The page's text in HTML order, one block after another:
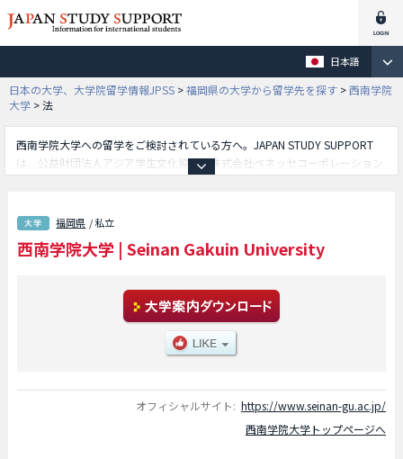
日本語
日本の大学、大学院留学情報JPSS >福岡県の大学から留学先を探す >西南学院
大学 >法
西南学院大学への留学をご検討されている方へ。JAPAN STUDY SUPPORT
は、公益財団法人アジア学生文化協会と株式会社ベネッセコーポレーション
神学部等、学部別の詳細情報も掲載していますので、西南学院大学に関する
留学情報をお探しの方は是非ご利用下さい。その他、外国人留学生募集をし
ている約1,300校の大学・大学院・短大・専門学校情報も掲載しています。
福岡県 / 私立
西南学院大学 | Seinan Gakuin University
オフィシャルサイト: https://www.seinan-gu.ac.jp/
西南学院大学トップページへ